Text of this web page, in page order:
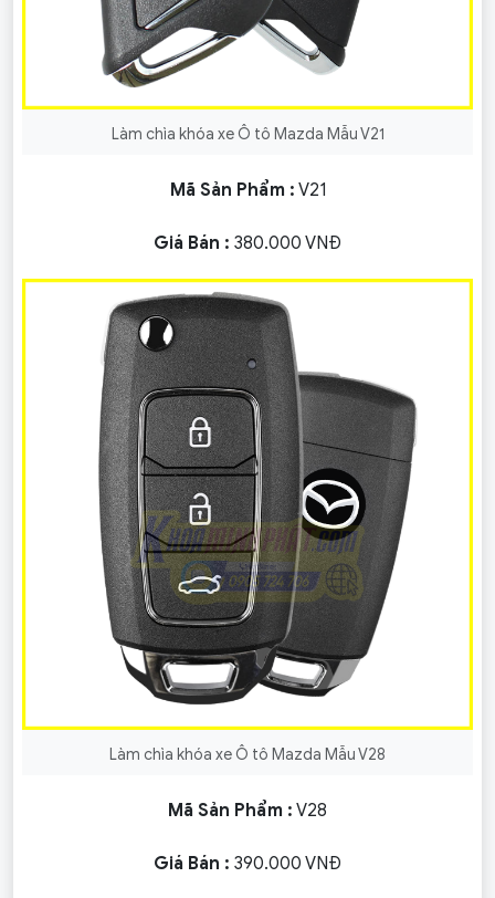
Làm chìa khóa xe Ô tô Mazda Mẫu V21
Mã Sản Phẩm : V21
Giá Bán : 380.000 VNĐ
Làm chìa khóa xe Ô tô Mazda Mẫu V28
Mã Sản Phẩm : V28
Giá Bán : 390.000 VNĐ